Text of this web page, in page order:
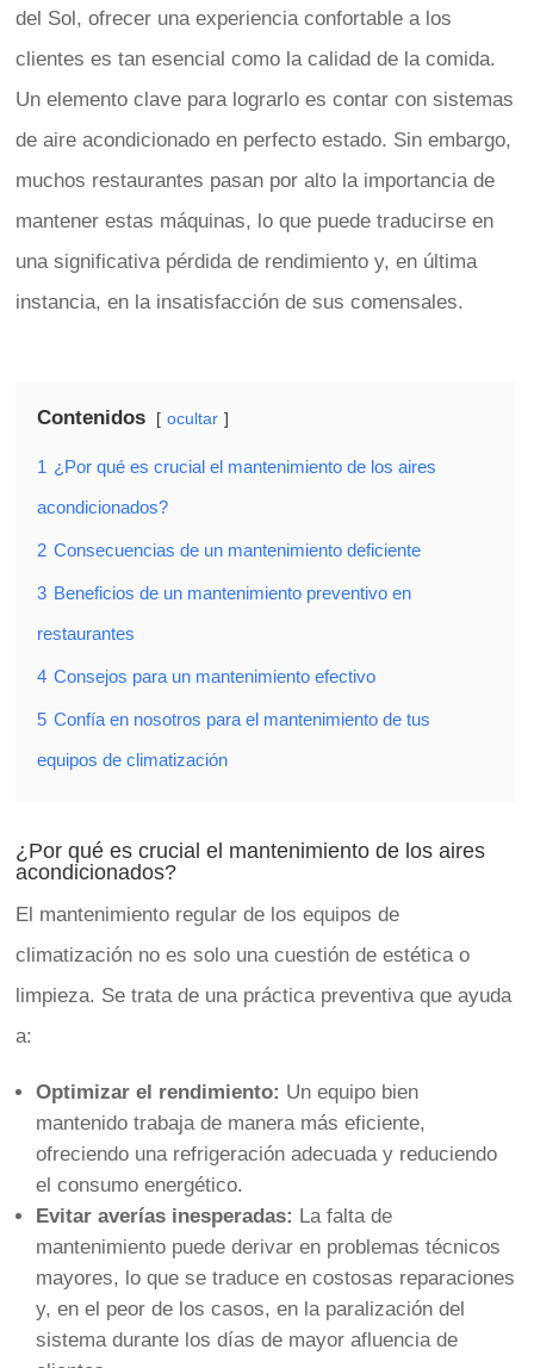
del Sol, ofrecer una experiencia confortable a los
clientes es tan esencial como la calidad de la comida.
Un elemento clave para lograrlo es contar con sistemas
de aire acondicionado en perfecto estado. Sin embargo,
muchos restaurantes pasan por alto la importancia de
mantener estas máquinas, lo que puede traducirse en
una significativa pérdida de rendimiento y, en última
instancia, en la insatisfacción de sus comensales.
Contenidos ocultar
1 ¿Por qué es crucial el mantenimiento de los aires
acondicionados?
2 Consecuencias de un mantenimiento deficiente
3 Beneficios de un mantenimiento preventivo en
restaurantes
4 Consejos para un mantenimiento efectivo
5 Confía en nosotros para el mantenimiento de tus
equipos de climatización
¿Por qué es crucial el mantenimiento de los aires
acondicionados?
El mantenimiento regular de los equipos de
climatización no es solo una cuestión de estética o
limpieza. Se trata de una práctica preventiva que ayuda
a:
Optimizar el rendimiento: Un equipo bien
mantenido trabaja de manera más eficiente,
ofreciendo una refrigeración adecuada y reduciendo
el consumo energético.
Evitar averías inesperadas: La falta de
mantenimiento puede derivar en problemas técnicos
mayores, lo que se traduce en costosas reparaciones
y, en el peor de los casos, en la paralización del
sistema durante los días de mayor afluencia de